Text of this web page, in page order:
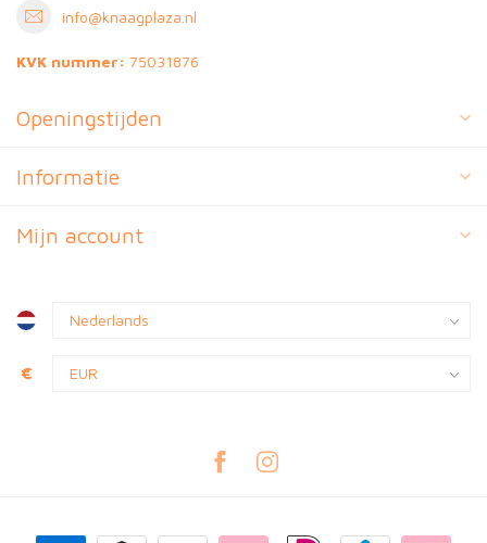
info@knaagplaza.nl
KVK nummer: 75031876
Openingstijden
Informatie
Mijn account
€